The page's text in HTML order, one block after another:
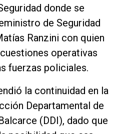
donde se
de Seguridad
Ranzini con quien
operativas
fuerzas policiales.
la continuidad en la
Departamental de
(DDI), dado que